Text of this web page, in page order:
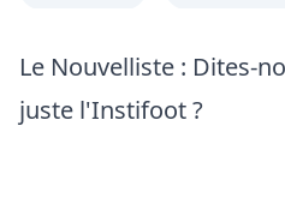
Le Nouvelliste : Dites-
juste l'Instifoot ?